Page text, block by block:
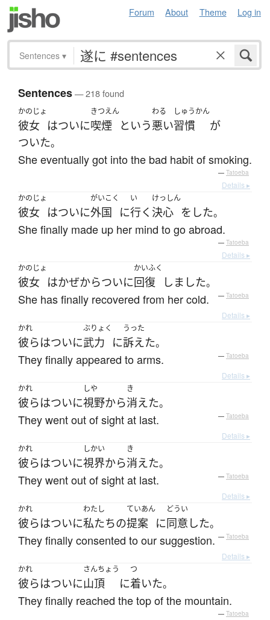
Forum About Theme Log in
Sentences ▾
Sentences— 218 found
かのじょ
彼女 はついに
きつえん
喫煙 という
わる
悪い
しゅうかん
習慣
が
ついた。
She eventually got into the bad habit of smoking.
— Tatoeba
Details ▸
かのじょ
彼女 はついに
がいこく
外国 に
い
行く
けっしん
決心 を した。
She finally made up her mind to go abroad.
— Tatoeba
Details ▸
かのじょ
彼女 はかぜからついに
かいふく
回復 しました。
She has finally recovered from her cold. — Tatoeba
Details ▸
かれ
彼らはついに
ぶりょく
武力 に
うった
訴えた。
They finally appeared to arms. — Tatoeba
Details ▸
かれ
彼らはついに
しや
視野から
き
消えた。
They went out of sight at last. — Tatoeba
Details ▸
かれ
彼らはついに
しかい
視界から
き
消えた。
They went out of sight at last. — Tatoeba
Details ▸
かれ
彼らはついに
わたし
私たちの
ていあん
提案 に
どうい
同意 した。
They finally consented to our suggestion. — Tatoeba
Details ▸
かれ
彼らはついに
さんちょう
山頂 に
つ
着いた。
They finally reached the top of the mountain.
— Tatoeba